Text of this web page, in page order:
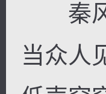
秦风
当众人